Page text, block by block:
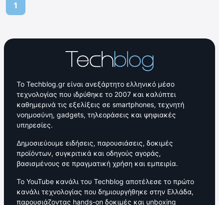
1
Το Techblog.gr είναι ανεξάρτητο ελληνικό μέσο
τεχνολογίας που ιδρύθηκε το 2007 και καλύπτει
καθημερινά τις εξελίξεις σε smartphones, τεχνητή
νοημοσύνη, gadgets, τηλεοράσεις και ψηφιακές
υπηρεσίες.
Δημοσιεύουμε ειδήσεις, παρουσιάσεις, δοκιμές
προϊόντων, συγκριτικά και οδηγούς αγοράς,
βασισμένους σε πραγματική χρήση και εμπειρία.
Το YouTube κανάλι του Techblog αποτέλεσε το πρώτο
κανάλι τεχνολογίας που δημιουργήθηκε στην Ελλάδα,
παρουσιάζοντας hands-on δοκιμές και unboxing